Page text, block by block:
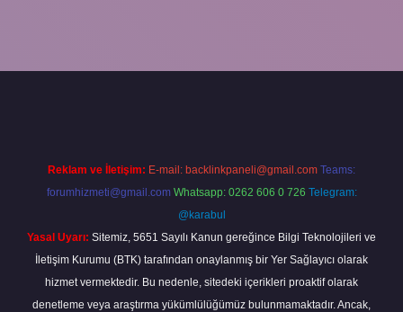
Reklam ve İletişim: E-mail: backlinkpaneli@gmail.com Teams:
forumhizmeti@gmail.com Whatsapp: 0262 606 0 726 Telegram:
@karabul
Yasal Uyarı: Sitemiz, 5651 Sayılı Kanun gereğince Bilgi Teknolojileri ve
İletişim Kurumu (BTK) tarafından onaylanmış bir Yer Sağlayıcı olarak
hizmet vermektedir. Bu nedenle, sitedeki içerikleri proaktif olarak
denetleme veya araştırma yükümlülüğümüz bulunmamaktadır. Ancak,